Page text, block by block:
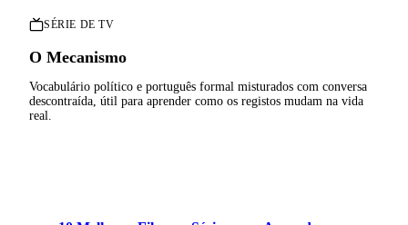
SÉRIE DE TV
O Mecanismo
Vocabulário político e português formal misturados com conversa
descontraída, útil para aprender como os registos mudam na vida
real.